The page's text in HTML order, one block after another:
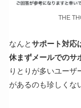
THE
なんとサポート対応
休まずメールでのサ
りとりが多いユーザ
があるのも珍しくな